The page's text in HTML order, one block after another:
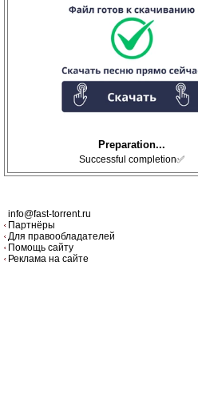
Preparation...
Successful completion✅
info@fast-torrent.ru
Партнёры
Для правообладателей
Помощь сайту
Реклама на сайте